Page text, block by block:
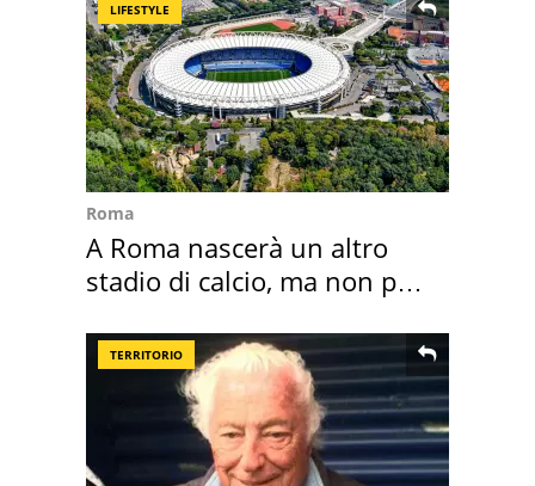
LIFESTYLE
Roma
A Roma nascerà un altro
stadio di calcio, ma non per
TERRITORIO